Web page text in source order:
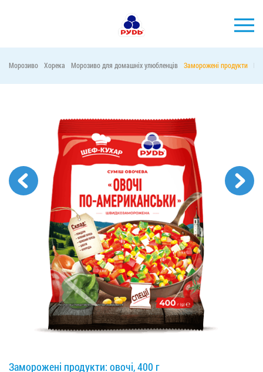
КОМПАНІЯ
СПОЖИВАЧАМ
АКЦІЇ
ПРЕС-ЦЕНТР
ХОРЕКА
Тендерні закупівлі
Контакти
Вакансії
ЗАМОВИТИ ПРОДУКЦІЮ «РУДЬ»:
Морозиво Хорека Морозиво для домашніх улюбленців Заморожені продукти
Заморожені продукти: овочі, 400 г